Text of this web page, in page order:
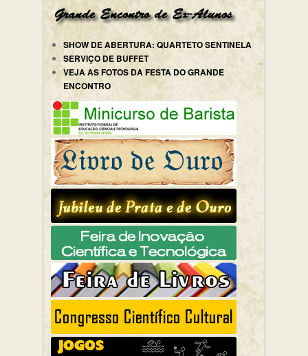
SHOW DE ABERTURA: QUARTETO SENTINELA
SERVIÇO DE BUFFET
VEJA AS FOTOS DA FESTA DO GRANDE
ENCONTRO